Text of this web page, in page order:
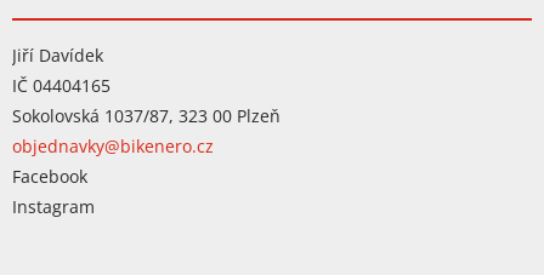
Jiří Davídek
IČ 04404165
Sokolovská 1037/87, 323 00 Plzeň
objednavky@bikenero.cz
Facebook
Instagram